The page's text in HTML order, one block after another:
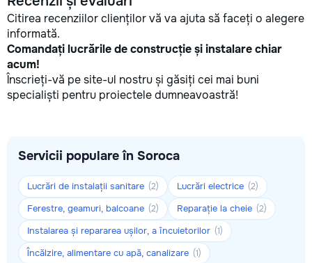
Citirea recenziilor clienților vă va ajuta să faceți o alegere
informată.
Comandați lucrările de construcție și instalare chiar
acum!
Înscrieți-vă pe site-ul nostru și găsiți cei mai buni
specialiști pentru proiectele dumneavoastră!
Servicii populare în Soroca
Lucrări de instalații sanitare (2) Lucrări electrice (2)
Ferestre, geamuri, balcoane (2) Reparație la cheie (2)
Instalarea și repararea ușilor, a încuietorilor (1)
Încălzire, alimentare cu apă, canalizare (1)